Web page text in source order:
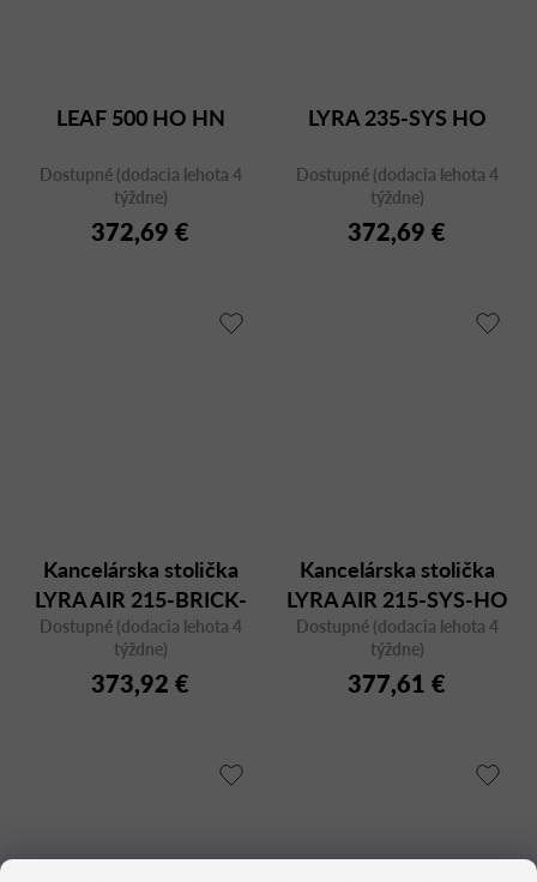
LEAF 500 HO HN
Dostupné (dodacia lehota 4
týždne)
372,69 €
LYRA 235-SYS HO
Dostupné (dodacia lehota 4
týždne)
372,69 €
Kancelárska stolička
LYRA AIR 215-BRICK-
AT-F40-N13 v
tehlovom prevedení
Dostupné (dodacia lehota 4
týždne)
373,92 €
Kancelárska stolička
LYRA AIR 215-SYS-HO
s opierkou hlavy
Dostupné (dodacia lehota 4
týždne)
377,61 €